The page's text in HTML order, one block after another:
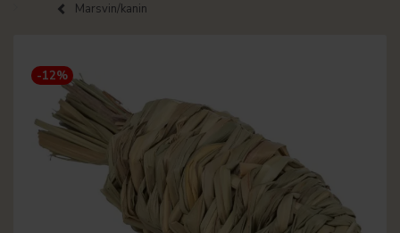
Marsvin/kanin
-12%